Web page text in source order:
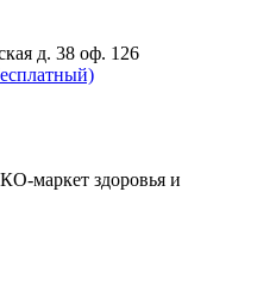
д. 38 оф. 126
маркет здоровья и